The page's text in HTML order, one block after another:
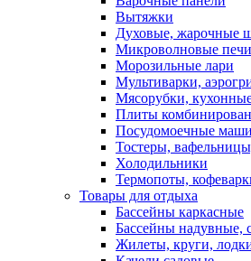
Вытяжки
Духовые, жарочные
Микроволновые печи
Морозильные лари
Мультиварки,
Мясорубки,
Плиты
Посудомоечные
Тостеры,
Холодильники
Термопоты,
Товары для отдыха
Бассейны каркасные
Бассейны надувные,
Жилеты, круги,